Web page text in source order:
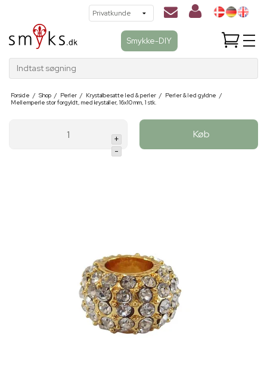
Smykke-DIY
Indtast søgning
Forside / Shop / Perler / Krystalbesatte led & perler / Perler & led gyldne /
Mellemperle stor forgyldt, med krystaller, 16x10 mm, 1 stk.
+
-
Køb